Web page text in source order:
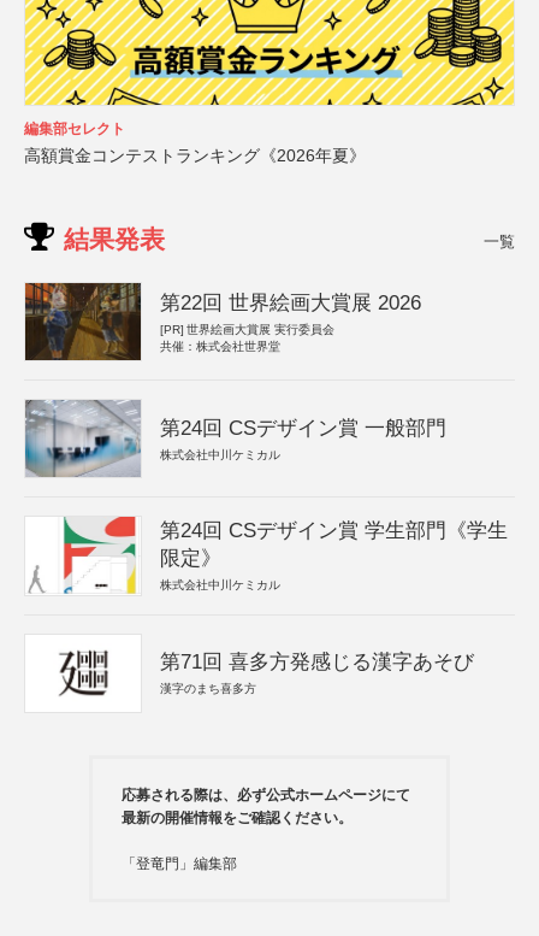
編集部セレクト
高額賞金コンテストランキング《2026年夏》
結果発表 一覧
第22回 世界絵画大賞展 2026
[PR] 世界絵画大賞展 実行委員会
共催：株式会社世界堂
第24回 CSデザイン賞 一般部門
株式会社中川ケミカル
第24回 CSデザイン賞 学生部門《学生
限定》
株式会社中川ケミカル
第71回 喜多方発感じる漢字あそび
漢字のまち喜多方
応募される際は、必ず公式ホームページにて
最新の開催情報をご確認ください。
「登竜門」編集部